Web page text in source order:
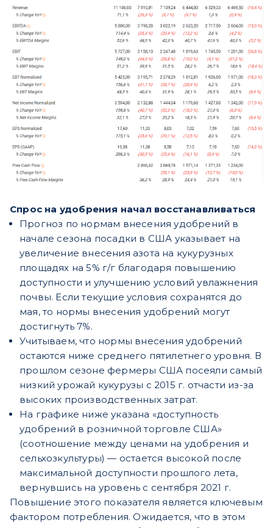
Спрос на удобрения начал восстанавливаться
Прогноз по нормам внесения удобрений в
начале сезона посадки в США указывает на
увеличение внесения азота на кукурузных
площадях на 5% г/г благодаря повышению
доступности и улучшению условий увлажнения
почвы. Если текущие условия сохранятся до
мая, то нормы внесения удобрений могут
достигнуть 7%.
Учитываем, что нормы внесения удобрений
остаются ниже среднего пятилетнего уровня. В
прошлом сезоне фермеры США посеяли самый
низкий урожай кукурузы с 2015 г. отчасти из-за
высоких производственных затрат.
На графике ниже указана «доступность
удобрений в розничной торговле США»
(соотношение между ценами на удобрения и
сельхозкультуры) — остается высокой после
максимальной доступности прошлого лета,
вернувшись на уровень с сентября 2021 г.
Повышение этого показателя является ключевым
фактором потребления. Ожидается, что в этом